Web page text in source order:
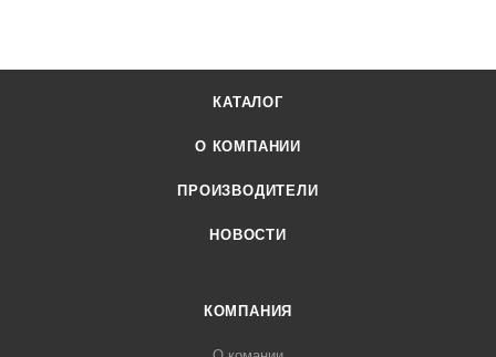
КАТАЛОГ
О КОМПАНИИ
ПРОИЗВОДИТЕЛИ
НОВОСТИ
КОМПАНИЯ